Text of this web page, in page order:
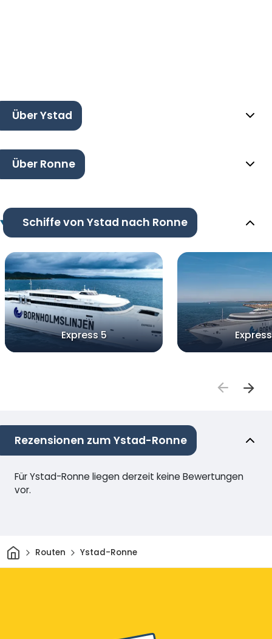
Über Ystad
Über Ronne
Schiffe von Ystad nach Ronne
Express 5 Express
Rezensionen zum Ystad-Ronne
Für Ystad-Ronne liegen derzeit keine Bewertungen
vor.
HeimRouten Ystad-Ronne